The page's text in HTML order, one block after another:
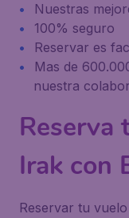
Nuestras
100% seguro
Reservar es
Mas de
nuestra
Reserva
Irak con
Reservar tu